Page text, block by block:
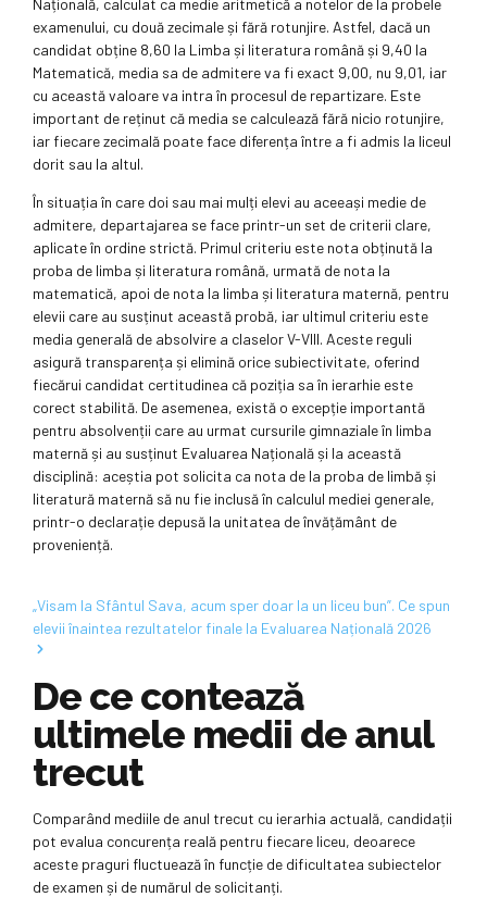
Națională, calculat ca medie aritmetică a notelor de la probele
examenului, cu două zecimale și fără rotunjire. Astfel, dacă un
candidat obține 8,60 la Limba și literatura română și 9,40 la
Matematică, media sa de admitere va fi exact 9,00, nu 9,01, iar
cu această valoare va intra în procesul de repartizare. Este
important de reținut că media se calculează fără nicio rotunjire,
iar fiecare zecimală poate face diferența între a fi admis la liceul
dorit sau la altul.
În situația în care doi sau mai mulți elevi au aceeași medie de
admitere, departajarea se face printr-un set de criterii clare,
aplicate în ordine strictă. Primul criteriu este nota obținută la
proba de limba și literatura română, urmată de nota la
matematică, apoi de nota la limba și literatura maternă, pentru
elevii care au susținut această probă, iar ultimul criteriu este
media generală de absolvire a claselor V-VIII. Aceste reguli
asigură transparența și elimină orice subiectivitate, oferind
fiecărui candidat certitudinea că poziția sa în ierarhie este
corect stabilită. De asemenea, există o excepție importantă
pentru absolvenții care au urmat cursurile gimnaziale în limba
maternă și au susținut Evaluarea Națională și la această
disciplină: aceștia pot solicita ca nota de la proba de limbă și
literatură maternă să nu fie inclusă în calculul mediei generale,
printr-o declarație depusă la unitatea de învățământ de
proveniență.
„Visam la Sfântul Sava, acum sper doar la un liceu bun”. Ce spun
elevii înaintea rezultatelor finale la Evaluarea Națională 2026
De ce contează
ultimele medii de anul
trecut
Comparând mediile de anul trecut cu ierarhia actuală, candidații
pot evalua concurența reală pentru fiecare liceu, deoarece
aceste praguri fluctuează în funcție de dificultatea subiectelor
de examen și de numărul de solicitanți.